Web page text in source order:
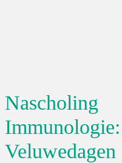
Nascholing
Immunologie:
Veluwedagen